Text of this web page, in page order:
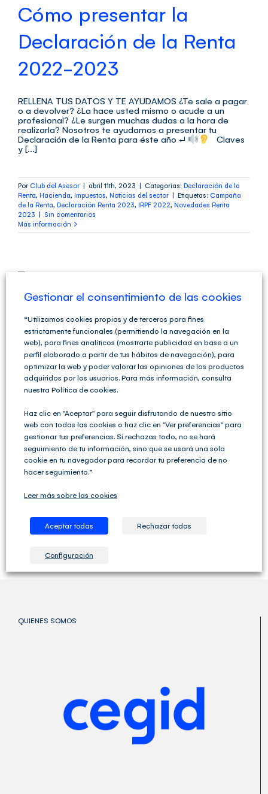
Cómo presentar la
Declaración de la Renta
2022-2023
RELLENA TUS DATOS Y TE AYUDAMOS ¿Te sale a pagar
o a devolver? ¿La hace usted mismo o acude a un
profesional? ¿Le surgen muchas dudas a la hora de
realizarla? Nosotros te ayudamos a presentar tu
Declaración de la Renta para éste año ↵
Claves
y [...]
Por Club del Asesor | abril 11th, 2023 | Categorías: Declaración de la
Renta, Hacienda, Impuestos, Noticias del sector | Etiquetas: Campaña
de la Renta, Declaración Renta 2023, IRPF 2022, Novedades Renta
2023 | Sin comentarios
Más información
Cómo presentar la
Declaración de la Renta
2022-2023
Declaración de la Renta 2023
los consejos para presentar éste año la Declaración de
la Renta de la mano de expertos del sector. Te
mostrarán las novedades introducidas en IRPF más
importantes y las secciones a tener [...]
Club del Asesor
Renta 2023,IRPF 2022,Novedades Renta 2023
QUIENES SOMOS
Gestionar el consentimiento de las cookies
“Utilizamos cookies propias y de terceros para fines
estrictamente funcionales (permitiendo la navegación en la
web), para fines analíticos (mostrarte publicidad en base a un
perfil elaborado a partir de tus hábitos de navegación), para
optimizar la web y poder valorar las opiniones de los productos
adquiridos por los usuarios. Para más información, consulta
nuestra Política de cookies.
Haz clic en "Aceptar" para seguir disfrutando de nuestro sitio
web con todas las cookies o haz clic en "Ver preferencias" para
gestionar tus preferencias. Si rechazas todo, no se hará
seguimiento de tu información, sino que se usará una sola
cookie en tu navegador para recordar tu preferencia de no
hacer seguimiento.”
Leer más sobre las cookies
Aceptar todas Rechazar todas
Configuración